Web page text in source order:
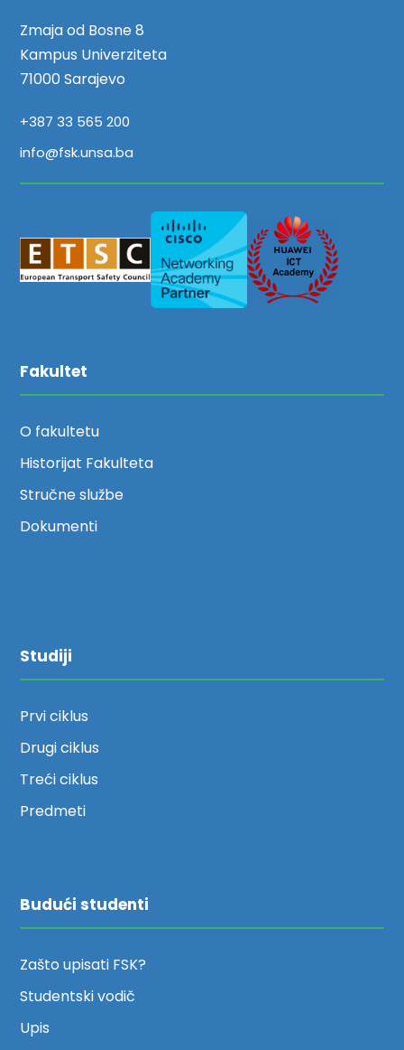
Zmaja od Bosne 8
Kampus Univerziteta
71000 Sarajevo
+387 33 565 200
info@fsk.unsa.ba
Fakultet
O fakultetu
Historijat Fakulteta
Stručne službe
Dokumenti
Studiji
Prvi ciklus
Drugi ciklus
Treći ciklus
Predmeti
Budući studenti
Zašto upisati FSK?
Studentski vodič
Upis